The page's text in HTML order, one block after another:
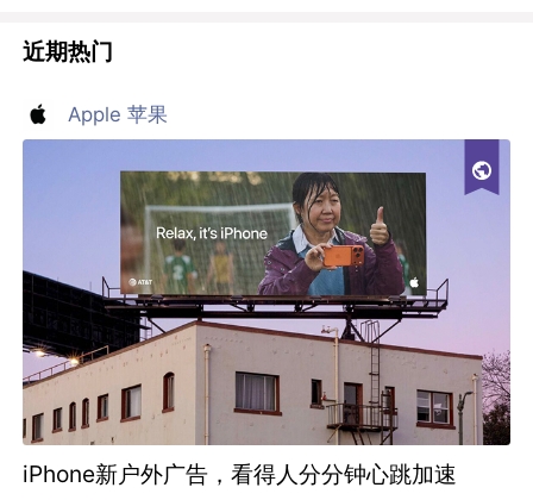
近期热门
Apple 苹果
iPhone新户外广告，看得人分分钟心跳加速